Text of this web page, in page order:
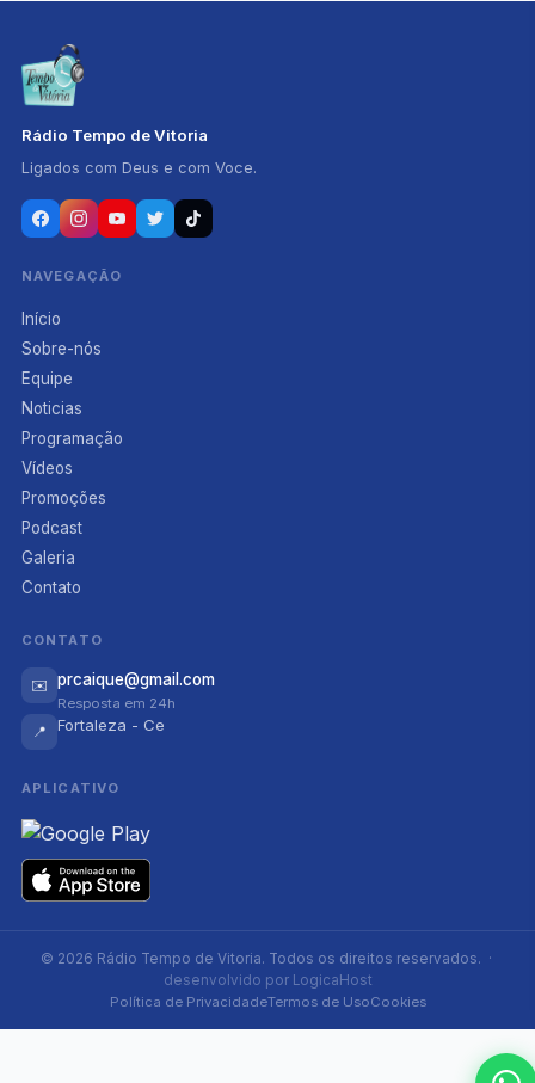
Rádio Tempo de Vitoria
Ligados com Deus e com Voce.
NAVEGAÇÃO
Início
Sobre-nós
Equipe
Noticias
Programação
Vídeos
Promoções
Podcast
Galeria
Contato
CONTATO
✉️ prcaique@gmail.com
Resposta em 24h
📍 Fortaleza - Ce
APLICATIVO
© 2026 Rádio Tempo de Vitoria. Todos os direitos reservados. ·
desenvolvido por LogicaHost
Política de PrivacidadeTermos de UsoCookies